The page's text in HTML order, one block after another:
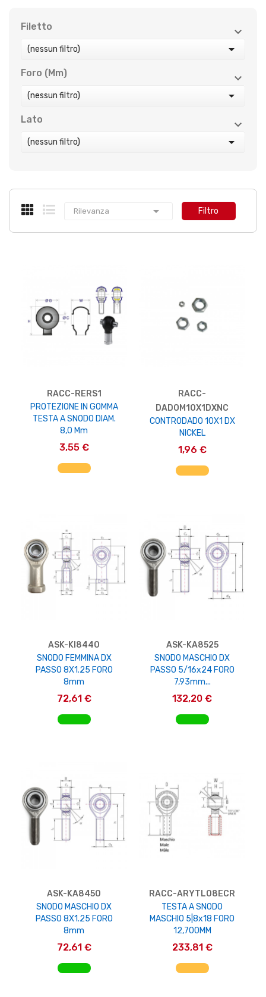
Filetto


(nessun filtro) 
Foro (mm)


(nessun filtro) 
Lato


(nessun filtro) 
Rilevanza  Filtro
RACC-RERS1
PROTEZIONE IN GOMMA
TESTA A SNODO DIAM.
8,0 Mm
3,55 €
AGGIUNGI AL CARRELLO
RACC-
DADOM10X1DXNC
CONTRODADO 10X1 DX
NICKEL
1,96 €
AGGIUNGI AL CARRELLO
ASK-KI8440
SNODO FEMMINA DX
PASSO 8X1.25 FORO
8mm
72,61 €
AGGIUNGI AL CARRELLO
ASK-KA8525
SNODO MASCHIO DX
PASSO 5/16x24 FORO
7,93mm...
132,20 €
AGGIUNGI AL CARRELLO
ASK-KA8450
SNODO MASCHIO DX
PASSO 8X1.25 FORO
8mm
72,61 €
AGGIUNGI AL CARRELLO
RACC-ARYTL08ECR
TESTA A SNODO
MASCHIO 5|8x18 FORO
12,700MM
233,81 €
AGGIUNGI AL CARRELLO